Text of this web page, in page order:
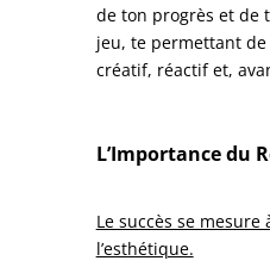
de ton progrès et de
jeu, te permettant
créatif, réactif et,
L’Importance du
Le succès se mesure
l’esthétique.